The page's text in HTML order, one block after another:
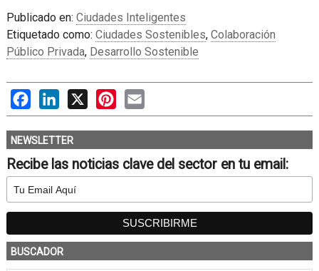
Publicado en: Ciudades Inteligentes
Etiquetado como: Ciudades Sostenibles, Colaboración
Público Privada, Desarrollo Sostenible
FacebookLinkedIn
X PinterestEmail
NEWSLETTER
Recibe las noticias clave del sector en tu email:
BUSCADOR